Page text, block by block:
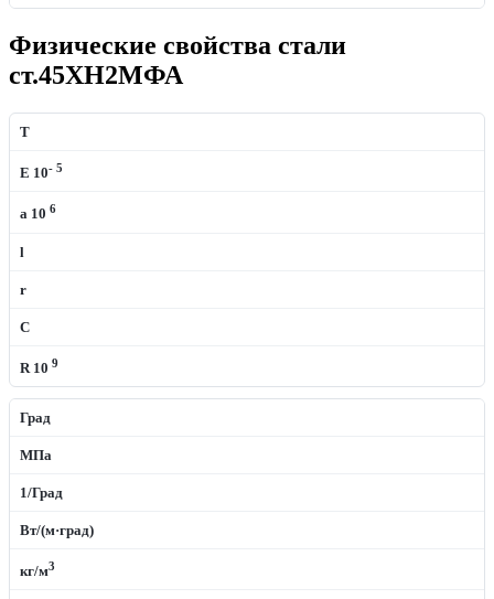
Физические свойства стали
ст.45ХН2МФА
T
E 10- 5
a 10 6
l
r
C
R 10 9
Град
МПа
1/Град
Вт/(м·град)
кг/м3